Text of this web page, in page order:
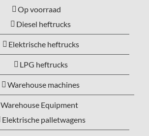
Op voorraad
Diesel heftrucks
Elektrische heftrucks
LPG heftrucks
Warehouse machines
Warehouse Equipment
Elektrische palletwagens